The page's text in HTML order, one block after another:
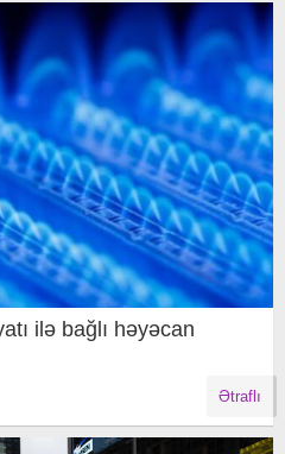
ilə bağlı həyəcan
Ətraflı